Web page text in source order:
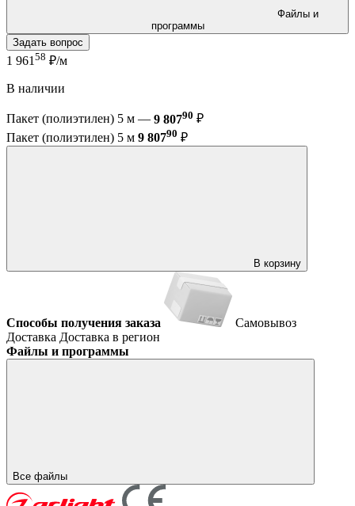
программы
Задать вопрос
1 961 58 ₽/м
В наличии
Пакет (полиэтилен) 5 м — 9 80790 ₽
Пакет (полиэтилен) 5 м 9 80790 ₽
В корзину
Способы получения заказа
Самовывоз
Доставка Доставка в регион
Файлы и программы
Все файлы